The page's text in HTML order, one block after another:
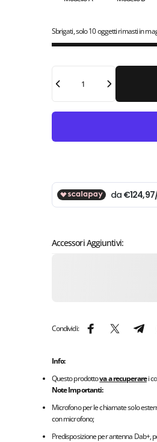
Sbrigati, solo 10 oggetti rimasti in
Quantità
Accessori Aggiuntivi:
Condividi: Condividi su Facebook
Condividi su X
Info:
Questo prodottova a recuperarei
Note Importanti:
Microfono per le chiamate solo
con microfono;
Predisposizione per antenna Dab+,